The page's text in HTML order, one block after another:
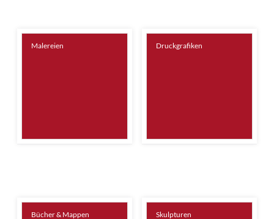
Malereien Druckgrafiken
Bücher & Mappen Skulpturen